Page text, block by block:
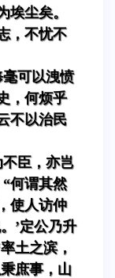
埃尘矣。
，不忧不
可以洩愤
，何烦乎
不以治民
臣，亦岂
何谓其然
使人访仲
’定公乃升
土之滨，
庶事，山